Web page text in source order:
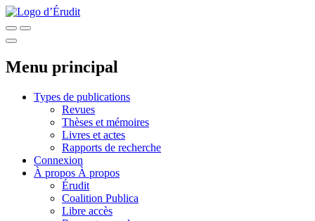
Menu principal
Types de publications
Revues
Thèses et mémoires
Livres et actes
Rapports de recherche
Connexion
À propos À propos
Érudit
Coalition Publica
Libre accès